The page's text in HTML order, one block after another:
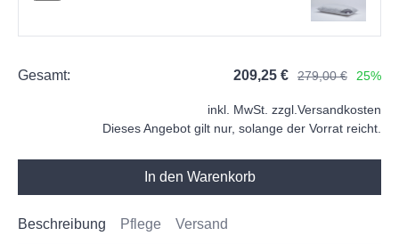
Gesamt: 209,25 € 279,00 € 25%
inkl. MwSt. zzgl.Versandkosten
Dieses Angebot gilt nur, solange der Vorrat reicht.
In den Warenkorb
Beschreibung Pflege Versand